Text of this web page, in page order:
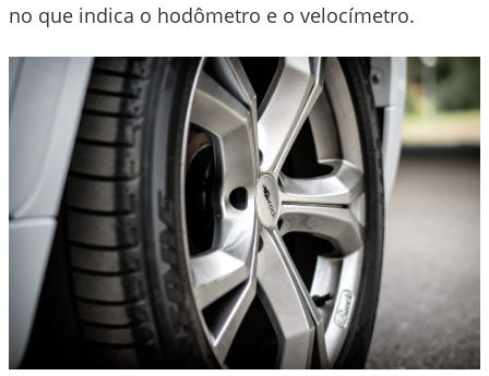
no que indica o hodômetro e o velocímetro.